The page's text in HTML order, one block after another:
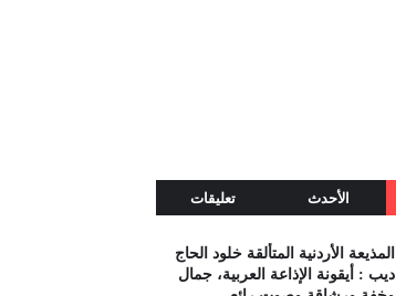
الأحدث تعليقات
المذيعة الأردنية المتألقة خلود الحاج
ديب : أيقونة الإذاعة العربية، جمال